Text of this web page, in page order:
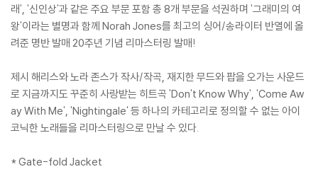
래', '신인상'과 같은 주요 부문 포함 총 8개 부문을 석권하며 '그래미의 여
왕'이라는 별명과 함께 Norah Jones를 최고의 싱어/송라이터 반열에 올
려준 명반 발매 20주년 기념 리마스터링 발매!
제시 해리스와 노라 존스가 작사/작곡, 재지한 무드와 팝을 오가는 사운드
로 지금까지도 꾸준히 사랑받는 히트곡 'Don't Know Why', 'Come Aw
ay With Me', 'Nightingale' 등 하나의 카테고리로 정의할 수 없는 아이
코닉한 노래들을 리마스터링으로 만날 수 있다.
* Gate-fold Jacket